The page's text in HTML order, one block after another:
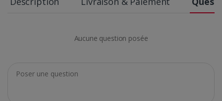
Aucune question posée